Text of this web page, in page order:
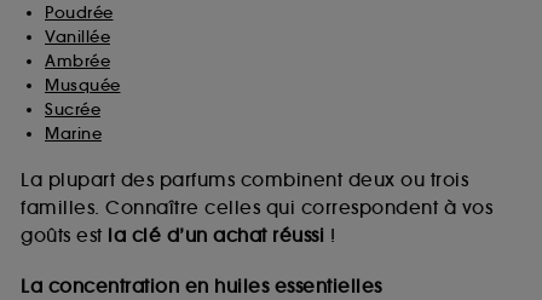
Poudrée
Vanillée
Ambrée
Musquée
Sucrée
Marine
La plupart des parfums combinent deux ou trois
familles. Connaître celles qui correspondent à vos
goûts est la clé d’un achat réussi !
La concentration en huiles essentielles